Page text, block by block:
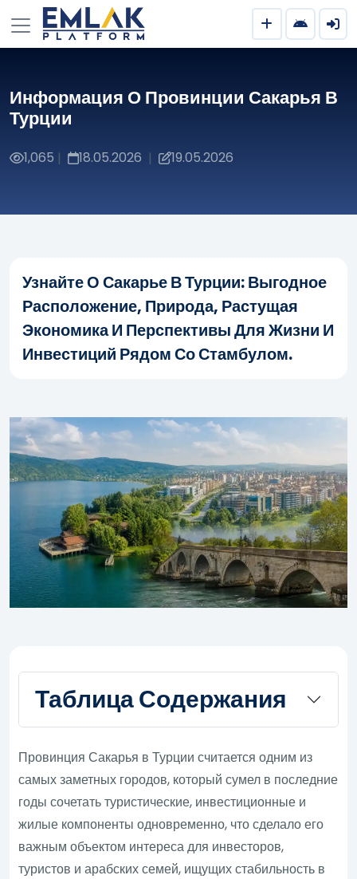
Информация О Провинции Сакарья В
Турции
1,065 | 18.05.2026 | 19.05.2026
Узнайте О Сакарье В Турции: Выгодное
Расположение, Природа, Растущая
Экономика И Перспективы Для Жизни И
Инвестиций Рядом Со Стамбулом.
Таблица Содержания
Провинция Сакарья в Турции считается одним из
самых заметных городов, который сумел в последние
годы сочетать туристические, инвестиционные и
жилые компоненты одновременно, что сделало его
важным объектом интереса для инвесторов,
туристов и арабских семей, ищущих стабильность в